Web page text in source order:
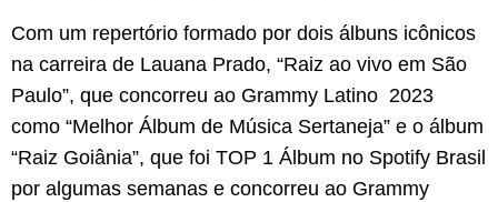
Com um repertório formado por dois álbuns icônicos
na carreira de Lauana Prado, “Raiz ao vivo em São
Paulo”, que concorreu ao Grammy Latino 2023
como “Melhor Álbum de Música Sertaneja” e o álbum
“Raiz Goiânia”, que foi TOP 1 Álbum no Spotify Brasil
por algumas semanas e concorreu ao Grammy